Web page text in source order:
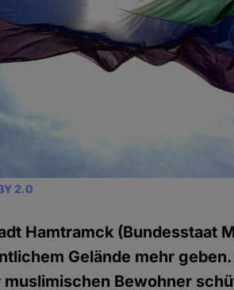
2.0
Hamtramck (Bundesstaat
Gelände mehr
Bewohner